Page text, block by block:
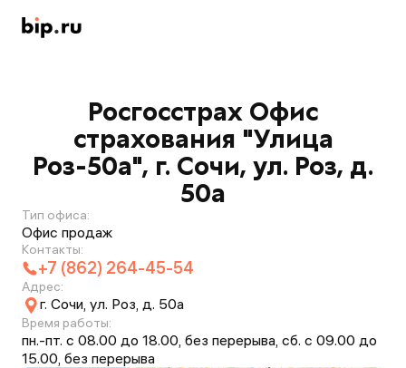
Росгосстрах Офис
страхования "Улица
Роз-50а", г. Сочи, ул. Роз, д.
50а
Тип офиса:
Офис продаж
Контакты:
+7 (862) 264-45-54
Адрес:
г. Сочи, ул. Роз, д. 50а
Время работы:
пн.-пт. с 08.00 до 18.00, без перерыва, сб. с 09.00 до
15.00, без перерыва